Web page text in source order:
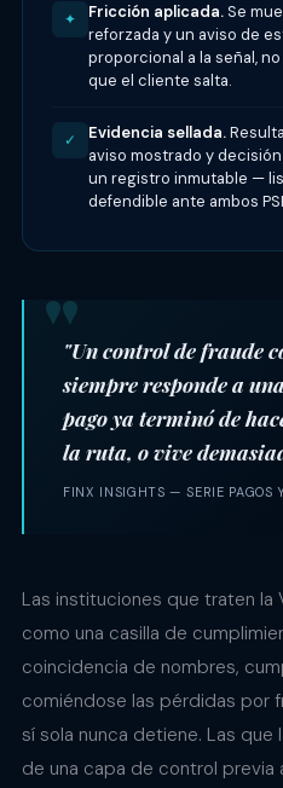
✦ Fricción aplicada. Se
reforzada y un aviso de
proporcional a la señal,
que el cliente salta.
✓ Evidencia sellada.
aviso mostrado y
un registro inmutable —
defendible ante ambos
"Un control de fraude
siempre responde a
pago ya terminó de
la ruta, o vive
FINX INSIGHTS — SERIE PAGOS
Las instituciones que traten la
como una casilla de
coincidencia de nombres,
comiéndose las pérdidas por
sí sola nunca detiene. Las
de una capa de control previa